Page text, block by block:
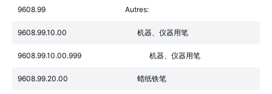
9608.99 Autres:
9608.99.10.00 机器、仪器用笔
9608.99.10.00.999 机器、仪器用笔
9608.99.20.00 蜡纸铁笔